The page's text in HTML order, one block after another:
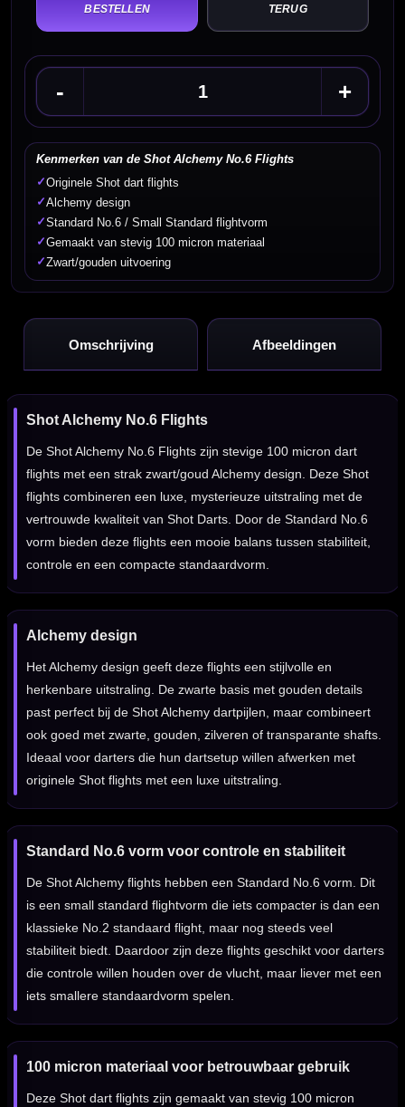
TERUG
Kenmerken van de Shot Alchemy No.6 Flights
✓Originele Shot dart flights
✓Alchemy design
✓Standard No.6 / Small Standard flightvorm
✓Gemaakt van stevig 100 micron materiaal
✓Zwart/gouden uitvoering
- +
Omschrijving Afbeeldingen
Shot Alchemy No.6 Flights
De Shot Alchemy No.6 Flights zijn stevige 100 micron dart
flights met een strak zwart/goud Alchemy design. Deze Shot
flights combineren een luxe, mysterieuze uitstraling met de
vertrouwde kwaliteit van Shot Darts. Door de Standard No.6
vorm bieden deze flights een mooie balans tussen stabiliteit,
controle en een compacte standaardvorm.
Alchemy design
Het Alchemy design geeft deze flights een stijlvolle en
herkenbare uitstraling. De zwarte basis met gouden details
past perfect bij de Shot Alchemy dartpijlen, maar combineert
ook goed met zwarte, gouden, zilveren of transparante shafts.
Ideaal voor darters die hun dartsetup willen afwerken met
originele Shot flights met een luxe uitstraling.
Standard No.6 vorm voor controle en stabiliteit
De Shot Alchemy flights hebben een Standard No.6 vorm. Dit
is een small standard flightvorm die iets compacter is dan een
klassieke No.2 standaard flight, maar nog steeds veel
stabiliteit biedt. Daardoor zijn deze flights geschikt voor darters
die controle willen houden over de vlucht, maar liever met een
iets smallere standaardvorm spelen.
100 micron materiaal voor betrouwbaar gebruik
Deze Shot dart flights zijn gemaakt van stevig 100 micron